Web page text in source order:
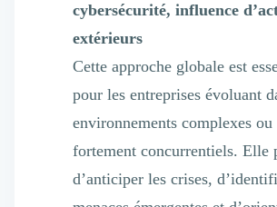
cybersécurité, influence
extérieurs
Cette approche globale est
pour les entreprises évoluant
environnements complexes ou
fortement concurrentiels. Elle
d’anticiper les crises,